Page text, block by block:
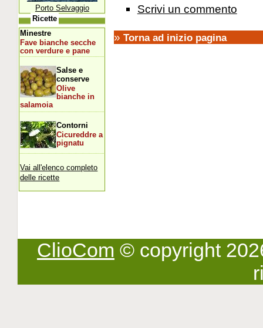
Scrivi un commento
» Torna ad inizio pagina
Porto Selvaggio
Ricette
Minestre
Fave bianche secche
con verdure e pane
Salse e
conserve
Olive
bianche in
salamoia
Contorni
Cicureddre a
pignatu
Vai all'elenco completo
delle ricette
ClioCom © copyright